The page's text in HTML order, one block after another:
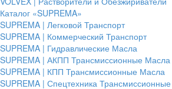
Каталог «SUPREMA»
SUPREMA | Легковой Транспорт
SUPREMA | Коммерческий Транспорт
SUPREMA | Гидравлические Масла
SUPREMA | АКПП Трансмиссионные Масла
SUPREMA | КПП Трансмиссионные Масла
SUPREMA | Спецтехника